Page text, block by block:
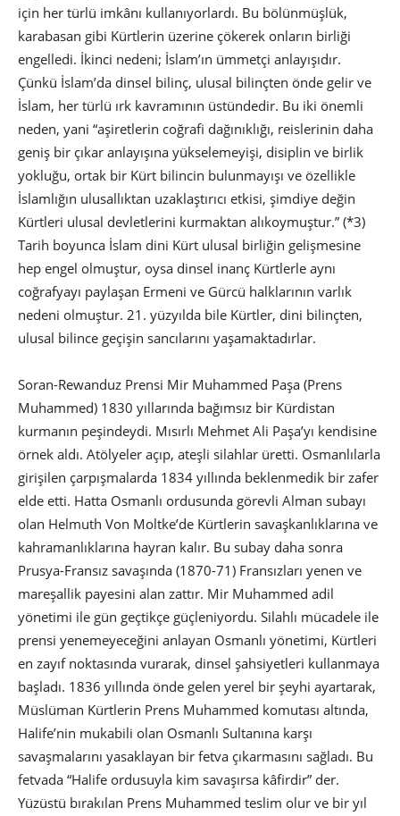
için her türlü imkânı kullanıyorlardı. Bu bölünmüşlük,
karabasan gibi Kürtlerin üzerine çökerek onların birliği
engelledi. İkinci nedeni; İslam’ın ümmetçi anlayışıdır.
Çünkü İslam’da dinsel bilinç, ulusal bilinçten önde gelir ve
İslam, her türlü ırk kavramının üstündedir. Bu iki önemli
neden, yani “aşiretlerin coğrafi dağınıklığı, reislerinin daha
geniş bir çıkar anlayışına yükselemeyişi, disiplin ve birlik
yokluğu, ortak bir Kürt bilincin bulunmayışı ve özellikle
İslamlığın ulusallıktan uzaklaştırıcı etkisi, şimdiye değin
Kürtleri ulusal devletlerini kurmaktan alıkoymuştur.” (*3)
Tarih boyunca İslam dini Kürt ulusal birliğin gelişmesine
hep engel olmuştur, oysa dinsel inanç Kürtlerle aynı
coğrafyayı paylaşan Ermeni ve Gürcü halklarının varlık
nedeni olmuştur. 21. yüzyılda bile Kürtler, dini bilinçten,
ulusal bilince geçişin sancılarını yaşamaktadırlar.
Soran-Rewanduz Prensi Mir Muhammed Paşa (Prens
Muhammed) 1830 yıllarında bağımsız bir Kürdistan
kurmanın peşindeydi. Mısırlı Mehmet Ali Paşa’yı kendisine
örnek aldı. Atölyeler açıp, ateşli silahlar üretti. Osmanlılarla
girişilen çarpışmalarda 1834 yıllında beklenmedik bir zafer
elde etti. Hatta Osmanlı ordusunda görevli Alman subayı
olan Helmuth Von Moltke’de Kürtlerin savaşkanlıklarına ve
kahramanlıklarına hayran kalır. Bu subay daha sonra
Prusya-Fransız savaşında (1870-71) Fransızları yenen ve
mareşallik payesini alan zattır. Mir Muhammed adil
yönetimi ile gün geçtikçe güçleniyordu. Silahlı mücadele ile
prensi yenemeyeceğini anlayan Osmanlı yönetimi, Kürtleri
en zayıf noktasında vurarak, dinsel şahsiyetleri kullanmaya
başladı. 1836 yıllında önde gelen yerel bir şeyhi ayartarak,
Müslüman Kürtlerin Prens Muhammed komutası altında,
Halife’nin mukabili olan Osmanlı Sultanına karşı
savaşmalarını yasaklayan bir fetva çıkarmasını sağladı. Bu
fetvada “Halife ordusuyla kim savaşırsa kâfirdir” der.
Yüzüstü bırakılan Prens Muhammed teslim olur ve bir yıl